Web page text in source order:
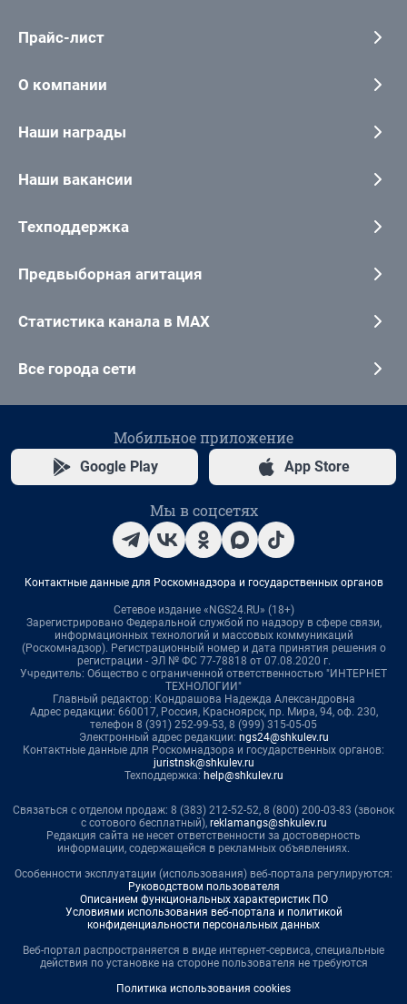
Прайс-лист
О компании
Наши награды
Наши вакансии
Техподдержка
Предвыборная агитация
Статистика канала в MAX
Все города сети
Мобильное приложение
Google Play App Store
Мы в соцсетях
Контактные данные для Роскомнадзора и государственных органов
Сетевое издание «NGS24.RU» (18+)
Зарегистрировано Федеральной службой по надзору в сфере связи,
информационных технологий и массовых коммуникаций
(Роскомнадзор). Регистрационный номер и дата принятия решения о
регистрации - ЭЛ № ФС 77-78818 от 07.08.2020 г.
Учредитель: Общество с ограниченной ответственностью "ИНТЕРНЕТ
ТЕХНОЛОГИИ"
Главный редактор: Кондрашова Надежда Александровна
Адрес редакции: 660017, Россия, Красноярск, пр. Мира, 94, оф. 230,
телефон 8 (391) 252-99-53, 8 (999) 315-05-05
Электронный адрес редакции: ngs24@shkulev.ru
Контактные данные для Роскомнадзора и государственных органов:
juristnsk@shkulev.ru
Техподдержка: help@shkulev.ru
Связаться с отделом продаж: 8 (383) 212-52-52, 8 (800) 200-03-83 (звонок
с сотового бесплатный), reklamangs@shkulev.ru
Редакция сайта не несет ответственности за достоверность
информации, содержащейся в рекламных объявлениях.
Особенности эксплуатации (использования) веб-портала регулируются:
Руководством пользователя
Описанием функциональных характеристик ПО
Условиями использования веб-портала и политикой
конфиденциальности персональных данных
Веб-портал распространяется в виде интернет-сервиса, специальные
действия по установке на стороне пользователя не требуются
Политика использования cookies